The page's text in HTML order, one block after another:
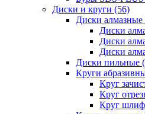
Диски и круги (56)
Диски алмазные
Диски
Диски
Диски
Диски пильные
Круги
Круг
Круг
Круг